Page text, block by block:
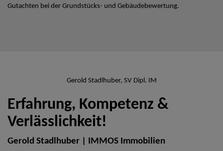
Gutachten bei der Grundstücks- und Gebäudebewertung.
Gerold Stadlhuber, SV Dipl. IM
Erfahrung, Kompetenz &
Verlässlichkeit!
Gerold Stadlhuber | IMMOS Immobilien